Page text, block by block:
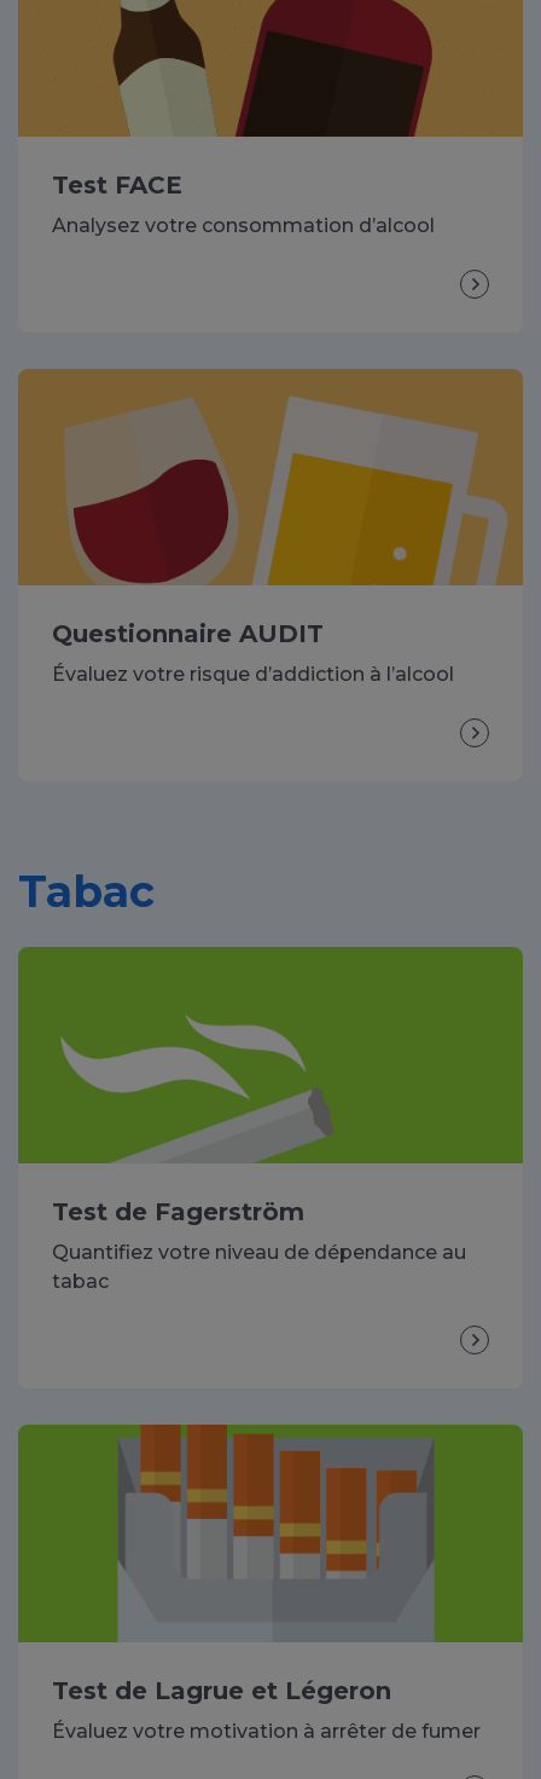
Test FACE
Analysez votre consommation d’alcool
Questionnaire AUDIT
Évaluez votre risque d’addiction à l’alcool
Tabac
Test de Fagerström
Quantifiez votre niveau de dépendance au
tabac
Test de Lagrue et Légeron
Évaluez votre motivation à arrêter de fumer